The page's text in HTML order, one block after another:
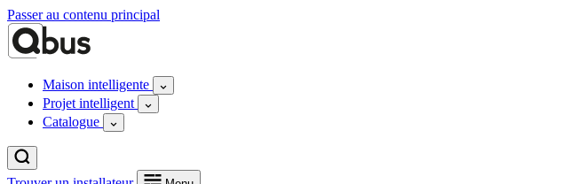
Passer au contenu principal
Maison intelligente
Projet intelligent
Catalogue